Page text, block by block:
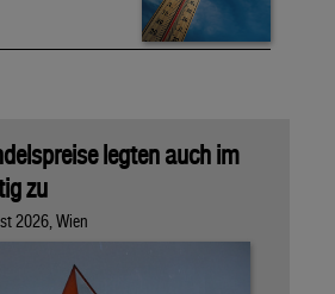
legten auch im
zu
2026, Wien